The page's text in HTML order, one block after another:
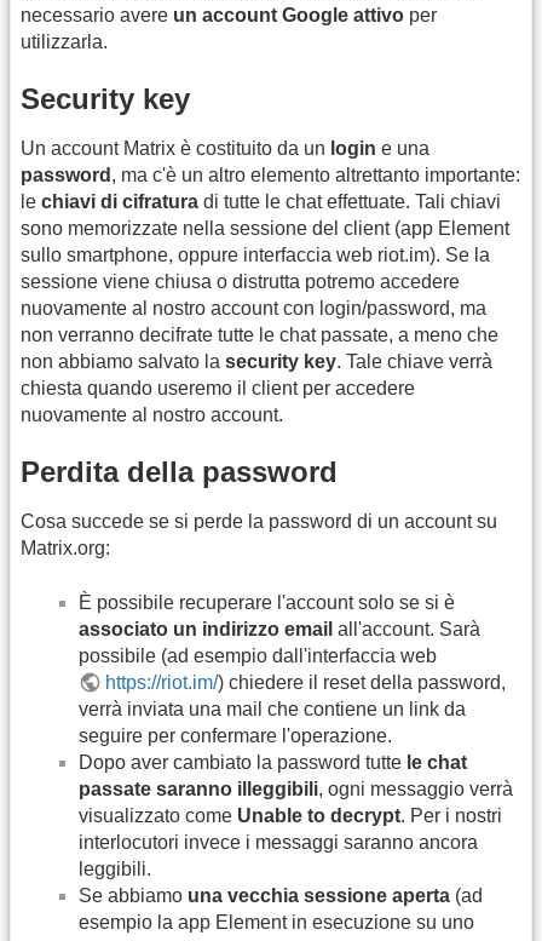
necessario avere un account Google attivo per
utilizzarla.
Security key
Un account Matrix è costituito da un login e una
password , ma c'è un altro elemento altrettanto importante:
le chiavi di cifratura di tutte le chat effettuate. Tali chiavi
sono memorizzate nella sessione del client (app Element
sullo smartphone, oppure interfaccia web riot.im). Se la
sessione viene chiusa o distrutta potremo accedere
nuovamente al nostro account con login/password, ma
non verranno decifrate tutte le chat passate, a meno che
non abbiamo salvato la security key. Tale chiave verrà
chiesta quando useremo il client per accedere
nuovamente al nostro account.
Perdita della password
Cosa succede se si perde la password di un account su
Matrix.org:
È possibile recuperare l'account solo se si è
associato un indirizzo email all'account. Sarà
possibile (ad esempio dall'interfaccia web
https://riot.im/) chiedere il reset della password,
verrà inviata una mail che contiene un link da
seguire per confermare l'operazione.
Dopo aver cambiato la password tutte le chat
passate saranno illeggibili, ogni messaggio verrà
visualizzato come Unable to decrypt. Per i nostri
interlocutori invece i messaggi saranno ancora
leggibili.
Se abbiamo una vecchia sessione aperta (ad
esempio la app Element in esecuzione su uno